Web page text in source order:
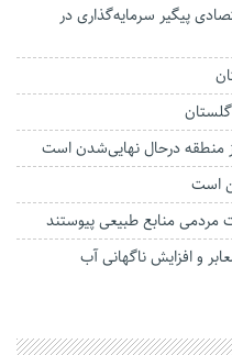
با ۱۱ هلدینگ اقتصادی پیگیر سرمایه‌گذاری در
منطقه درحال نهایی‌شدن است
است
و افزایش ناگهانی آب